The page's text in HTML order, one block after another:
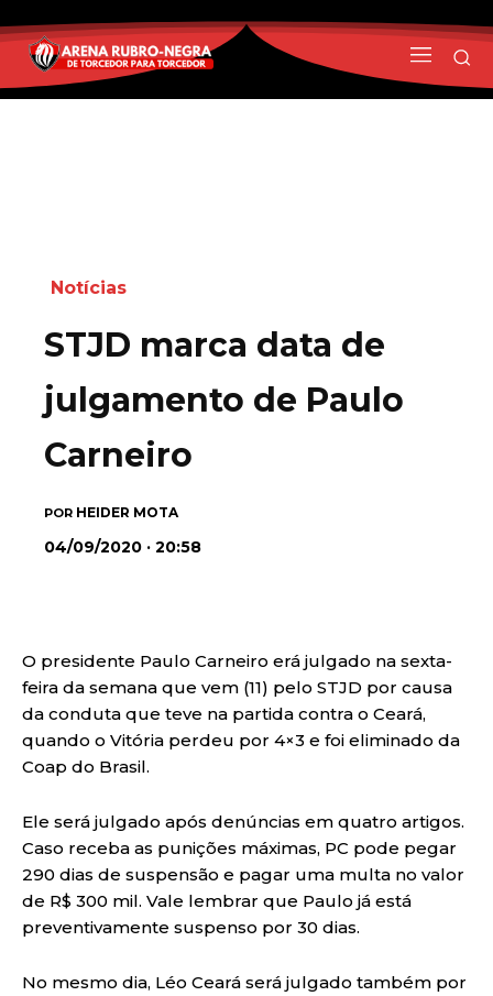
Notícias
STJD marca data de
julgamento de Paulo
Carneiro
POR HEIDER MOTA
04/09/2020 · 20:58
O presidente Paulo Carneiro erá julgado na sexta-
feira da semana que vem (11) pelo STJD por causa
da conduta que teve na partida contra o Ceará,
quando o Vitória perdeu por 4×3 e foi eliminado da
Coap do Brasil.
Ele será julgado após denúncias em quatro artigos.
Caso receba as punições máximas, PC pode pegar
290 dias de suspensão e pagar uma multa no valor
de R$ 300 mil. Vale lembrar que Paulo já está
preventivamente suspenso por 30 dias.
No mesmo dia, Léo Ceará será julgado também por